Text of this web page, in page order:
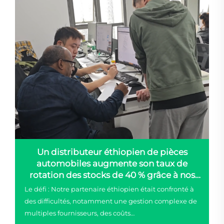
Un distributeur éthiopien de pièces
automobiles augmente son taux de
rotation des stocks de 40 % grâce à nos
pièces des séries BYD, Volkswagen ID et
Toyota bZ
Le défi : Notre partenaire éthiopien était confronté à
des difficultés, notamment une gestion complexe de
multiples fournisseurs, des coûts